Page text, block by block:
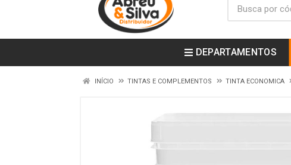
DEPARTAMENTOS
INÍCIO TINTAS E COMPLEMENTOS TINTA ECONOMICA